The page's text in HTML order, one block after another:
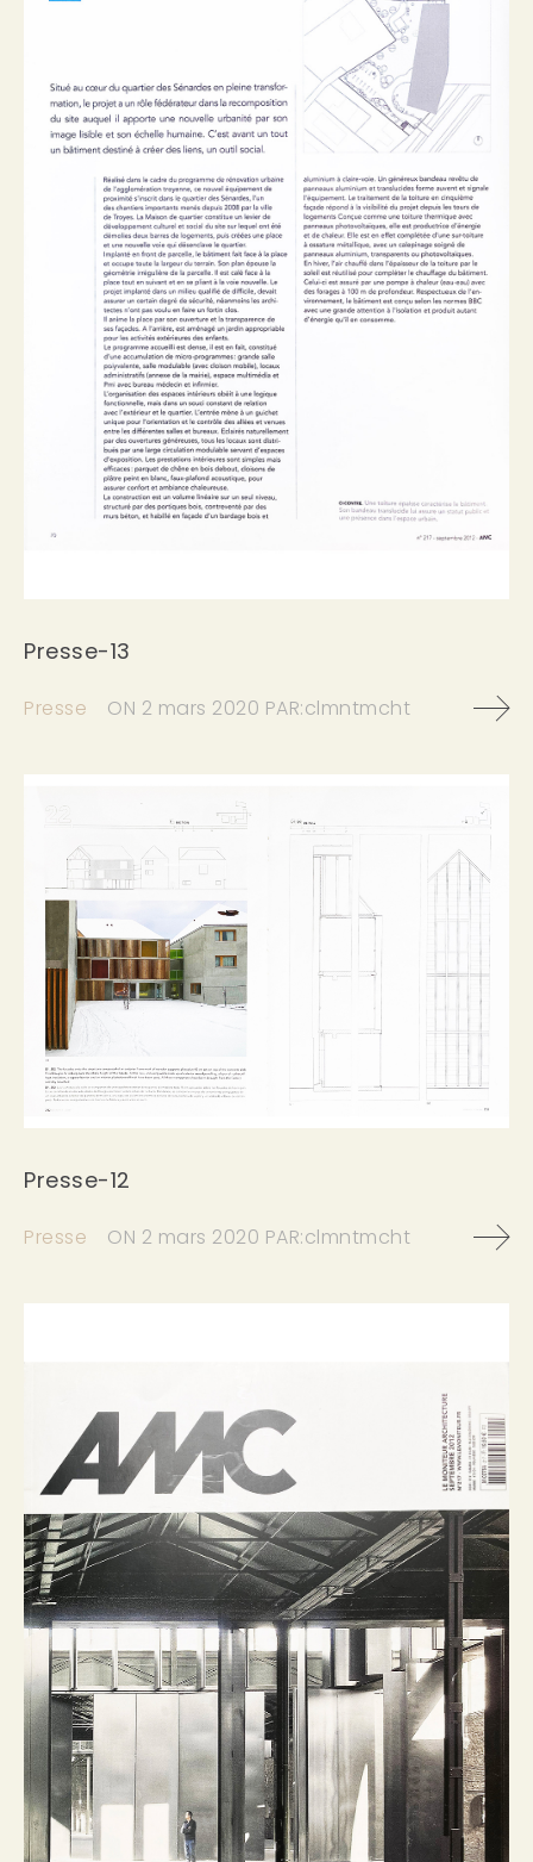
Presse-13
Presse ON 2 mars 2020 PAR:clmntmcht
Presse-12
Presse ON 2 mars 2020 PAR:clmntmcht